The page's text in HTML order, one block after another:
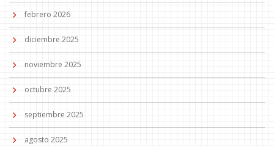
febrero 2026
diciembre 2025
noviembre 2025
octubre 2025
septiembre 2025
agosto 2025